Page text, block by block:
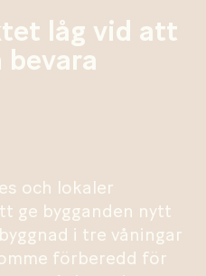
låg vid att
bevara
och lokaler
ge bygganden nytt
i tre våningar
förberedd för